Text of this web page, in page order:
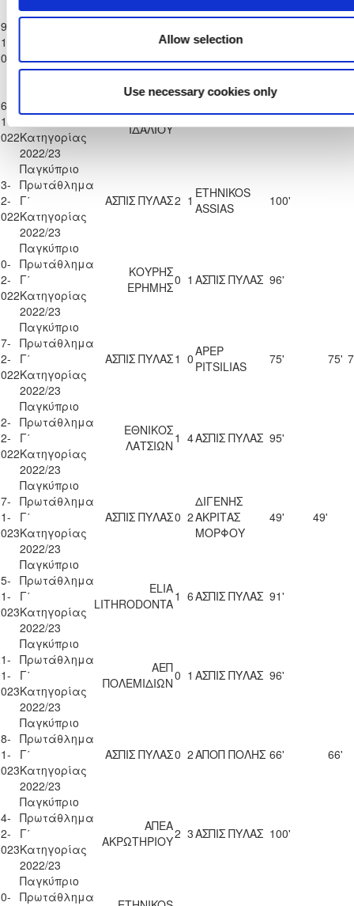
Allow selection
Use necessary cookies only
Παγκύπριο
Κατηγορίας
2022/23
ΑΣΠΙΣ ΠΥΛΑΣ2 0Π.Ο.
Κατηγορίας
2022/23
ΧΑΛΚΑΝΟΡΑΣ
ΙΔΑΛΙΟΥ
Παγκύπριο
Πρωτάθλημα
Γ΄
Κατηγορίας
2022/23
ΑΣΠΙΣ ΠΥΛΑΣ2 1 ETHNIKOS
ASSIAS
100'
Παγκύπριο
Πρωτάθλημα
Γ΄
Κατηγορίας
2022/23
ΚΟΥΡΗΣ
ΕΡΗΜΗΣ0 1 ΑΣΠΙΣ ΠΥΛΑΣ 96'
Παγκύπριο
Πρωτάθλημα
Γ΄
Κατηγορίας
2022/23
ΑΣΠΙΣ ΠΥΛΑΣ1 0APEP
PITSILIAS
75' 75'
Παγκύπριο
Πρωτάθλημα
Γ΄
Κατηγορίας
2022/23
ΕΘΝΙΚΟΣ
ΛΑΤΣΙΩΝ 1 4ΑΣΠΙΣ ΠΥΛΑΣ 95'
Παγκύπριο
Πρωτάθλημα
Γ΄
Κατηγορίας
2022/23
ΑΣΠΙΣ ΠΥΛΑΣ0 2
ΔΙΓΕΝΗΣ
ΑΚΡΙΤΑΣ
ΜΟΡΦΟΥ
49' 49'
Παγκύπριο
Πρωτάθλημα
Γ΄
Κατηγορίας
2022/23
ELIA
LITHRODONTA1 6ΑΣΠΙΣ ΠΥΛΑΣ 91'
Παγκύπριο
Πρωτάθλημα
Γ΄
Κατηγορίας
2022/23
ΑΕΠ
ΠΟΛΕΜΙΔΙΩΝ0 1 ΑΣΠΙΣ ΠΥΛΑΣ 96'
Παγκύπριο
Πρωτάθλημα
Γ΄
Κατηγορίας
2022/23
ΑΣΠΙΣ ΠΥΛΑΣ0 2ΑΠΟΠ ΠΟΛΗΣ 66' 66'
Παγκύπριο
Πρωτάθλημα
Γ΄
Κατηγορίας
2022/23
ΑΠΕΑ
ΑΚΡΩΤΗΡΙΟΥ2 3ΑΣΠΙΣ ΠΥΛΑΣ 100'
Παγκύπριο
Πρωτάθλημα